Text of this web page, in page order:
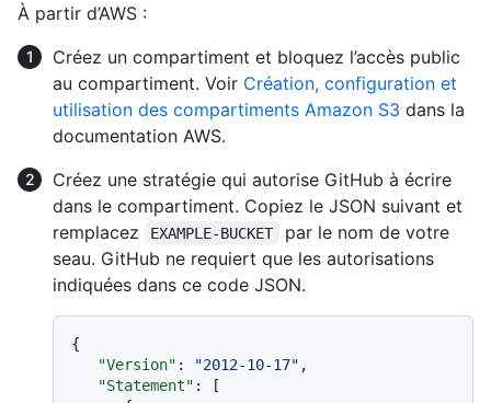
À partir d’AWS :
Créez un compartiment et bloquez l’accès public
au compartiment. Voir Création, configuration et
utilisation des compartiments Amazon S3 dans la
documentation AWS.
Créez une stratégie qui autorise GitHub à écrire
dans le compartiment. Copiez le JSON suivant et
remplacez
EXAMPLE-BUCKET
par le nom de votre
seau. GitHub ne requiert que les autorisations
indiquées dans ce code JSON.
{
"Version" : "2012-10-17" ,
"Statement" :
[